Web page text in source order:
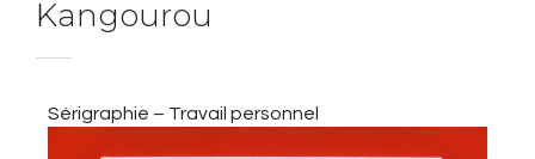
Kangourou
Sérigraphie – Travail personnel